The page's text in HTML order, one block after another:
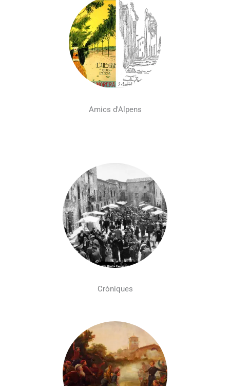
Amics d'Alpens
Cròniques